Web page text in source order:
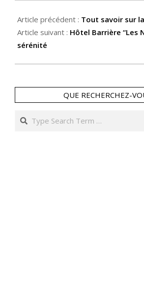
Article précédent : Tout savoir sur
Article suivant : Hôtel Barrière “Les
sérénité
QUE RECHERCHEZ-
Search